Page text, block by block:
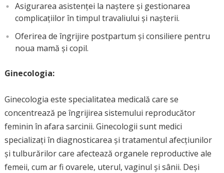
Asigurarea asistenței la naștere și gestionarea
complicațiilor în timpul travaliului și nașterii.
Oferirea de îngrijire postpartum și consiliere pentru
noua mamă și copil.
Ginecologia:
Ginecologia este specialitatea medicală care se
concentrează pe îngrijirea sistemului reproducător
feminin în afara sarcinii. Ginecologii sunt medici
specializați în diagnosticarea și tratamentul afecțiunilor
și tulburărilor care afectează organele reproductive ale
femeii, cum ar fi ovarele, uterul, vaginul și sânii. Deși